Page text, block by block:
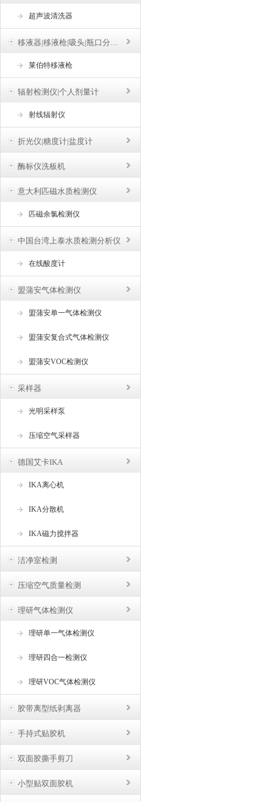
超声波清洗器
移液器|移液枪|吸头|瓶口分液器
莱伯特移液枪
辐射检测仪|个人剂量计
射线辐射仪
折光仪|糖度计|盐度计
酶标仪洗板机
意大利匹磁水质检测仪
匹磁余氯检测仪
中国台湾上泰水质检测分析仪
在线酸度计
盟蒲安气体检测仪
盟蒲安单一气体检测仪
盟蒲安复合式气体检测仪
盟蒲安VOC检测仪
采样器
光明采样泵
压缩空气采样器
德国艾卡IKA
IKA离心机
IKA分散机
IKA磁力搅拌器
洁净室检测
压缩空气质量检测
理研气体检测仪
理研单一气体检测仪
理研四合一检测仪
理研VOC气体检测仪
胶带离型纸剥离器
手持式贴胶机
双面胶撕手剪刀
小型贴双面胶机